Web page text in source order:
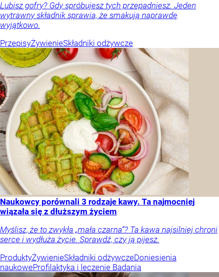
Lubisz gofry? Gdy spróbujesz tych przepadniesz. Jeden
wytrawny składnik sprawia, że smakują naprawdę
wyjątkowo.
PrzepisyŻywienieSkładniki odżywcze
Naukowcy porównali 3 rodzaje kawy. Ta najmocniej
wiązała się z dłuższym życiem
Myślisz, że to zwykła „mała czarna”? Ta kawa najsilniej chroni
serce i wydłuża życie. Sprawdź, czy ją pijesz.
ProduktyŻywienieSkładniki odżywczeDoniesienia
naukoweProfilaktyka i leczenie Badania